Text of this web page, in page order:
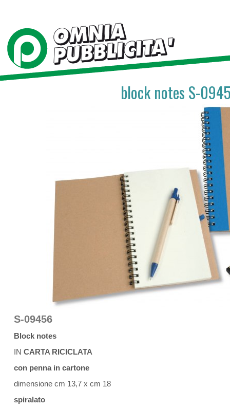
block notes S-
S-09456
Block notes
IN CARTA RICICLATA
con penna in cartone
dimensione cm 13,7 x cm 18
spiralato